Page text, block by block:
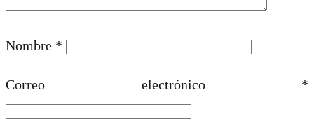
Nombre *
Correo electrónico *